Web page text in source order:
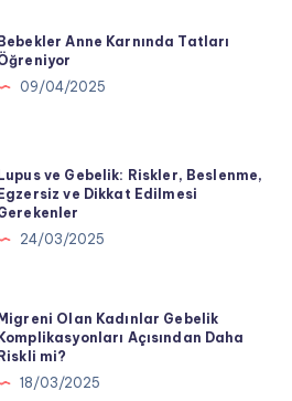
Bebekler Anne Karnında Tatları
09/04/2025
Lupus ve Gebelik: Riskler, Beslenme,
Egzersiz ve Dikkat Edilmesi
24/03/2025
Migreni Olan Kadınlar Gebelik
Komplikasyonları Açısından Daha
Riskli mi?
18/03/2025